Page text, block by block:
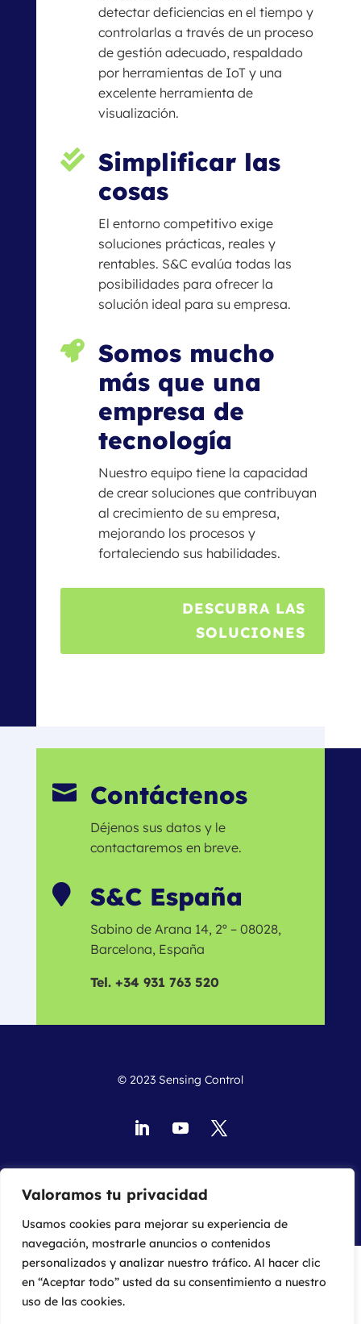
Valoramos tu privacidad
Usamos cookies para mejorar su experiencia de
navegación, mostrarle anuncios o contenidos
personalizados y analizar nuestro tráfico. Al hacer clic
en “Aceptar todo” usted da su consentimiento a nuestro
uso de las cookies.
detectar deficiencias en el tiempo y
controlarlas a través de un proceso
de gestión adecuado, respaldado
por herramientas de IoT y una
excelente herramienta de
visualización.
 Simplificar las
cosas
El entorno competitivo exige
soluciones prácticas, reales y
rentables. S&C evalúa todas las
posibilidades para ofrecer la
solución ideal para su empresa.
 Somos mucho
más que una
empresa de
tecnología
Nuestro equipo tiene la capacidad
de crear soluciones que contribuyan
al crecimiento de su empresa,
mejorando los procesos y
fortaleciendo sus habilidades.
DESCUBRA LAS
SOLUCIONES
 Contáctenos
Déjenos sus datos y le
contactaremos en breve.
 S&C España
Sabino de Arana 14, 2º – 08028,
Barcelona, España
Tel. +34 931 763 520
© 2023 Sensing Control
Política de privacidad Aviso legal